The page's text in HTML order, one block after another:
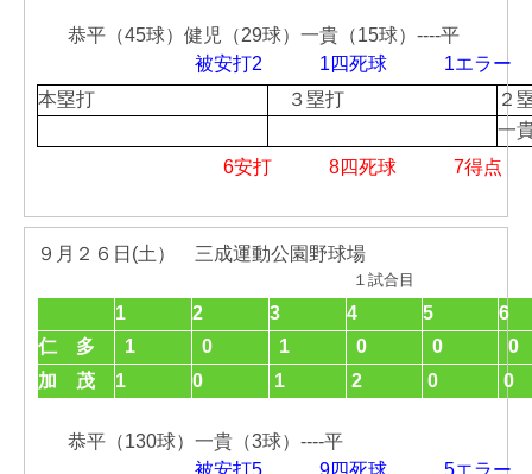
恭平（45球）健児（29球）一貴（15球）----平
被安打2 1四死球 1エ
本塁打
３塁打
２
一
6安打 8四死球 7得
９月２６日(土） 三成運動公園野球場
１試合目
1 2 3 4 5
6
仁 多
1 0 1 0 0
0
加 茂
1 0 1 2 0 0
恭平（130球）一貴（3球）----平
被安打5 9四死球 5エ